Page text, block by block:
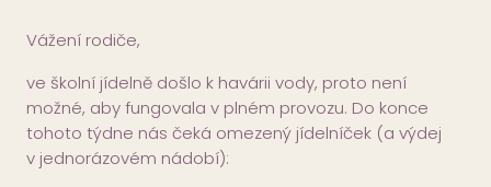
Vážení rodiče,
ve školní jídelně došlo k havárii vody, proto není
možné, aby fungovala v plném provozu. Do konce
tohoto týdne nás čeká omezený jídelníček (a výdej
v jednorázovém nádobí):